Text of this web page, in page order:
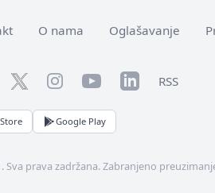
O nama Oglašavanje
TwitterInstagramYouTubeLinkedInRSS
Google Play
prava zadržana. Zabranjeno